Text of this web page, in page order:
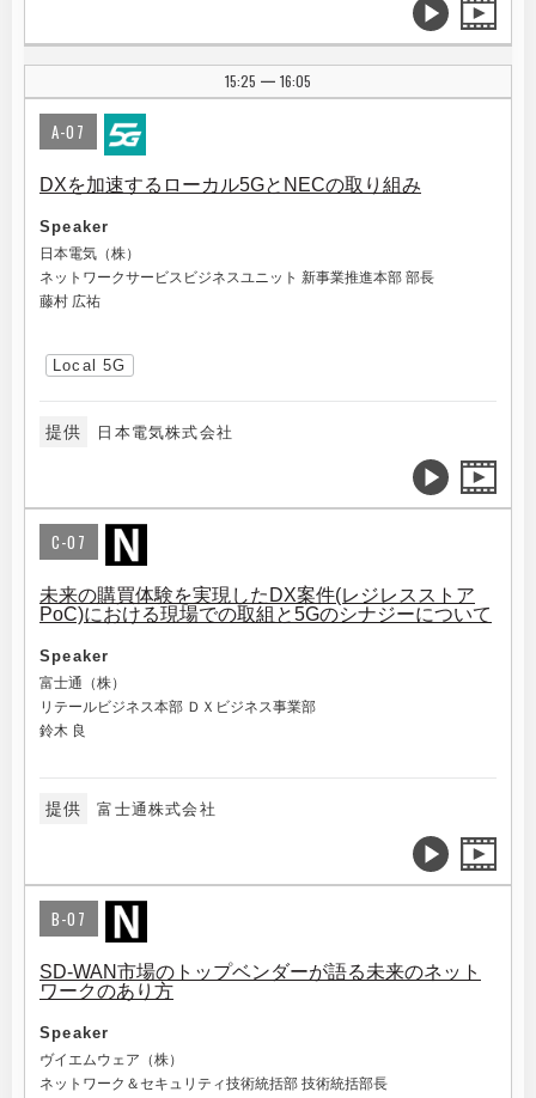
15:25 | 16:05
A-07
DXを加速するローカル5GとNECの取り組み
Speaker
日本電気（株）
ネットワークサービスビジネスユニット 新事業推進本部 部長
藤村 広祐
Local 5G
提供 日本電気株式会社
C-07
未来の購買体験を実現したDX案件(レジレスストア
PoC)における現場での取組と5Gのシナジーについて
Speaker
富士通（株）
リテールビジネス本部 ＤＸビジネス事業部
鈴木 良
提供 富士通株式会社
B-07
SD-WAN市場のトップベンダーが語る未来のネット
ワークのあり方
Speaker
ヴイエムウェア（株）
ネットワーク＆セキュリティ技術統括部 技術統括部長